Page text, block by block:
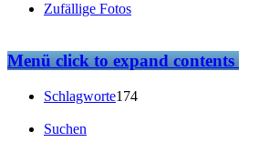
Zufällige Fotos
Menüclick to expand contents
Schlagworte174
Suchen